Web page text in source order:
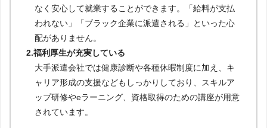
なく安心して就業することができます。「給料が支払
われない」「ブラック企業に派遣される」といった心
配がありません。
2.福利厚生が充実している
大手派遣会社では健康診断や各種休暇制度に加え、キ
ャリア形成の支援などもしっかりしており、スキルア
ップ研修やeラーニング、資格取得のための講座が用意
されています。